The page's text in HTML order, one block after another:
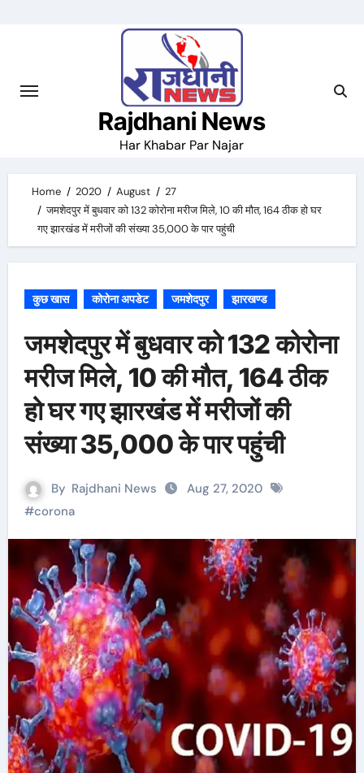
Rajdhani News
Har Khabar Par Najar
Home 2020 August
27
जमशेदपुर में बुधवार को 132 कोरोना मरीज मिले, 10 की मौत, 164 ठीक हो घर
गए झारखंड में मरीजों की संख्या 35,000 के पार पहुंची
कुछ खास कोरोना अपडेट जमशेदपुर झारखण्ड
जमशेदपुर में बुधवार को 132 कोरोना
मरीज मिले, 10 की मौत, 164 ठीक
हो घर गए झारखंड में मरीजों की
संख्या 35,000 के पार पहुंची
By Rajdhani News
Aug 27, 2020
#corona